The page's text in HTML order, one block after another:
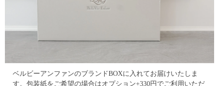
ベルビーアンファンのブランドBOXに入れてお届けいたしま
す。 包装紙をご希望の場合はオプション+330円でご利用いただ